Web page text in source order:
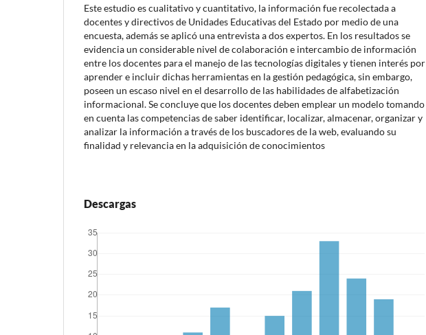
Este estudio es cualitativo y cuantitativo, la información fue recolectada a
docentes y directivos de Unidades Educativas del Estado por medio de una
encuesta, además se aplicó una entrevista a dos expertos. En los resultados se
evidencia un considerable nivel de colaboración e intercambio de información
entre los docentes para el manejo de las tecnologías digitales y tienen interés por
aprender e incluir dichas herramientas en la gestión pedagógica, sin embargo,
poseen un escaso nivel en el desarrollo de las habilidades de alfabetización
informacional. Se concluye que los docentes deben emplear un modelo tomando
en cuenta las competencias de saber identificar, localizar, almacenar, organizar y
analizar la información a través de los buscadores de la web, evaluando su
finalidad y relevancia en la adquisición de conocimientos
Descargas